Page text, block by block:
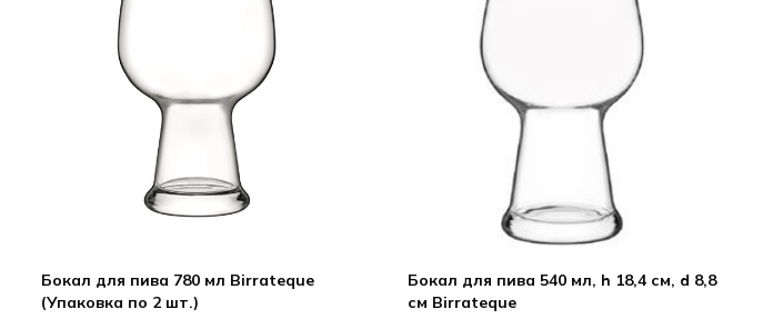
Бокал для пива 780 мл Birrateque
(Упаковка по 2 шт.)
Бокал для пива 540 мл, h 18,4 см, d 8,8
см Birrateque